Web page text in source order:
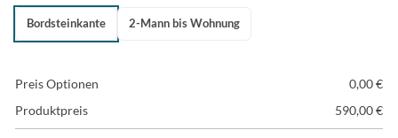
Bordsteinkante 2-Mann bis Wohnung
Preis Optionen 0,00€
Produktpreis
590,00€